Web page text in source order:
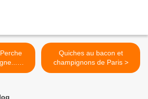
Thabor
Quiches au bacon et
champignons de Paris >